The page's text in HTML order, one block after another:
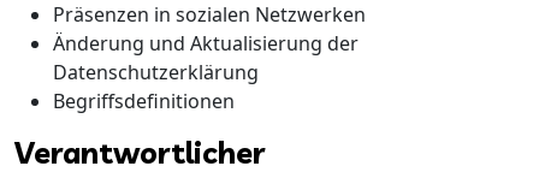
Präsenzen in sozialen Netzwerken
Änderung und Aktualisierung der
Datenschutzerklärung
Begriffsdefinitionen
Verantwortlicher